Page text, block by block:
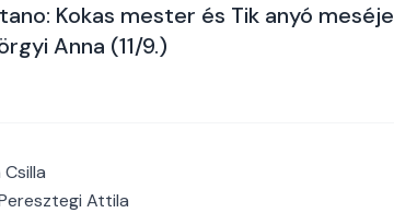
Kokas mester és Tik anyó meséje
Anna (11/9.)
Attila